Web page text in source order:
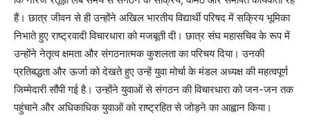
हैं। छात्र जीवन से ही उन्होंने अखिल भारतीय विद्यार्थी परिषद में सक्रिय भूमिका
निभाते हुए राष्ट्रवादी विचारधारा को मजबूती दी। छात्र संघ महासचिव के रूप में
उन्होंने नेतृत्व क्षमता और संगठनात्मक कुशलता का परिचय दिया। उनकी
प्रतिबद्धता और ऊर्जा को देखते हुए उन्हें युवा मोर्चा के मंडल अध्यक्ष की महत्वपूर्ण
जिम्मेदारी सौंपी गई है। उन्होंने युवाओं से संगठन की विचारधारा को जन-जन तक
पहुंचाने और अधिकाधिक युवाओं को राष्ट्रहित से जोड़ने का आह्वान किया।